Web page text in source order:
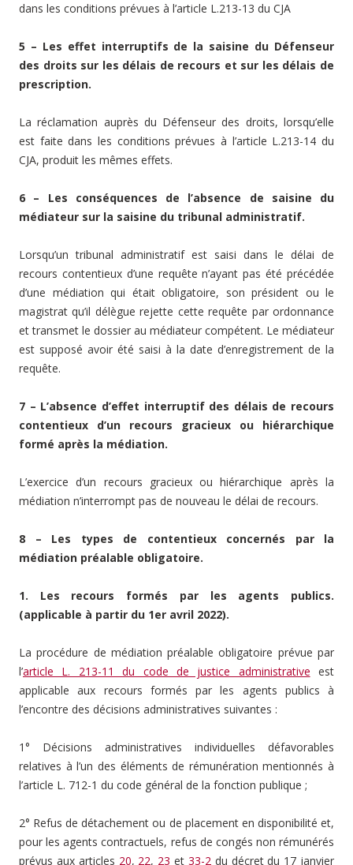
dans les conditions prévues à l’article L.213-13 du CJA
5 – Les effet interruptifs de la saisine du Défenseur
des droits sur les délais de recours et sur les délais de
prescription.
La réclamation auprès du Défenseur des droits, lorsqu’elle
est faite dans les conditions prévues à l’article L.213-14 du
CJA, produit les mêmes effets.
6 – Les conséquences de l’absence de saisine du
médiateur sur la saisine du tribunal administratif.
Lorsqu’un tribunal administratif est saisi dans le délai de
recours contentieux d’une requête n’ayant pas été précédée
d’une médiation qui était obligatoire, son président ou le
magistrat qu’il délègue rejette cette requête par ordonnance
et transmet le dossier au médiateur compétent. Le médiateur
est supposé avoir été saisi à la date d’enregistrement de la
requête.
7 – L’absence d’effet interruptif des délais de recours
contentieux d’un recours gracieux ou hiérarchique
formé après la médiation.
L’exercice d’un recours gracieux ou hiérarchique après la
médiation n’interrompt pas de nouveau le délai de recours.
8 – Les types de contentieux concernés par la
médiation préalable obligatoire.
1. Les recours formés par les agents publics.
(applicable à partir du 1er avril 2022).
La procédure de médiation préalable obligatoire prévue par
l’article L. 213-11 du code de justice administrative est
applicable aux recours formés par les agents publics à
l’encontre des décisions administratives suivantes :
1° Décisions administratives individuelles défavorables
relatives à l’un des éléments de rémunération mentionnés à
l’article L. 712-1 du code général de la fonction publique ;
2° Refus de détachement ou de placement en disponibilité et,
pour les agents contractuels, refus de congés non rémunérés
prévus aux articles 20, 22, 23 et 33-2du décret du 17 janvier